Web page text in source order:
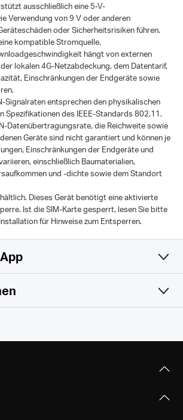
ausschließlich eine 5-V-
Verwendung von 9 V oder anderen
oder Sicherheitsrisiken führen.
kompatible Stromquelle.
hängt von externen
lokalen 4G-Netzabdeckung, dem Datentarif,
Einschränkungen der Endgeräte sowie
Signalraten entsprechen den physikalischen
Spezifikationen des IEEE-Standards 802.11.
Datenübertragungsrate, die Reichweite sowie
Geräte sind nicht garantiert und können je
Einschränkungen der Endgeräte und
einschließlich Baumaterialien,
und -dichte sowie dem Standort
Dieses Gerät benötigt eine aktivierte
Ist die SIM-Karte gesperrt, lesen Sie bitte
für Hinweise zum Entsperren.
und Funktional